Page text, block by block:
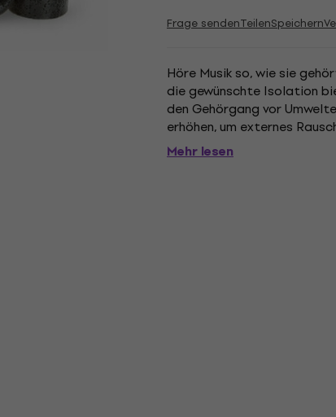
Frage sendenTeilenSpeichern
Höre Musik so, wie sie
die gewünschte Isolation
den Gehörgang vor
erhöhen, um externes
Dichtungskanäle klingen
Mehr lesen